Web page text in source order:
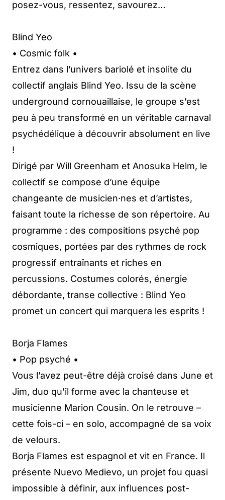
posez-vous, ressentez, savourez…
Blind Yeo
• Cosmic folk •
Entrez dans l’univers bariolé et insolite du
collectif anglais Blind Yeo. Issu de la scène
underground cornouaillaise, le groupe s’est
peu à peu transformé en un véritable carnaval
psychédélique à découvrir absolument en live
!
Dirigé par Will Greenham et Anosuka Helm, le
collectif se compose d’une équipe
changeante de musicien·nes et d’artistes,
faisant toute la richesse de son répertoire. Au
programme : des compositions psyché pop
cosmiques, portées par des rythmes de rock
progressif entraînants et riches en
percussions. Costumes colorés, énergie
débordante, transe collective : Blind Yeo
promet un concert qui marquera les esprits !
Borja Flames
• Pop psyché •
Vous l’avez peut-être déjà croisé dans June et
Jim, duo qu’il forme avec la chanteuse et
musicienne Marion Cousin. On le retrouve –
cette fois-ci – en solo, accompagné de sa voix
de velours.
Borja Flames est espagnol et vit en France. Il
présente Nuevo Medievo, un projet fou quasi
impossible à définir, aux influences post-